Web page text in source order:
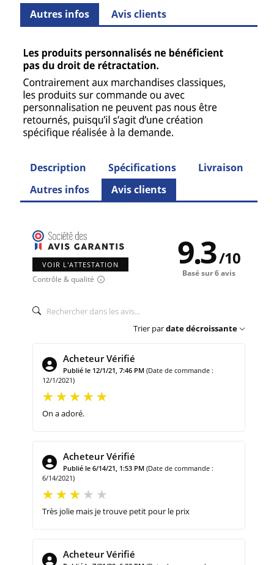
Autres infos
Avis clients
Description Spécifications
Livraison
Autres infos
Avis clients
VOIR L'ATTESTATION
Contrôle & qualité
9.3/10
Basé sur 6 avis
Trier pardate décroissante
Acheteur Vérifié
Publié le 12/1/21, 7:46 PM (Date de commande :
12/1/2021)
On a adoré.
Acheteur Vérifié
Publié le 6/14/21, 1:53 PM (Date de commande :
6/14/2021)
Très jolie mais je trouve petit pour le prix
Acheteur Vérifié